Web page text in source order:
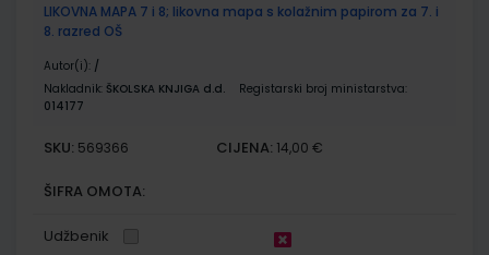
LIKOVNA MAPA 7 i 8; likovna mapa s kolažnim papirom za 7. i
8. razred OŠ
Autor(i): /
Nakladnik: ŠKOLSKA KNJIGA d.d.
Registarski broj ministarstva:
014177
SKU: 569366 CIJENA: 14,00 €
ŠIFRA OMOTA:
Udžbenik